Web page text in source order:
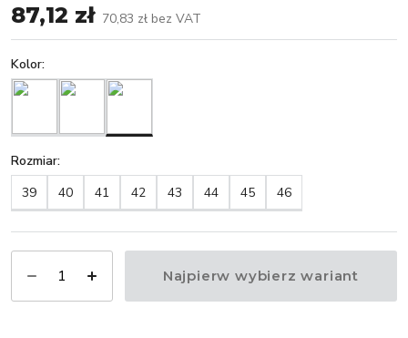
87,12 zł 70,83 zł bez VAT
Kolor:
Rozmiar:
39
40 41 42 43 44 45 46
Najpierw wybierz wariant